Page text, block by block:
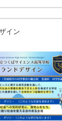
イン